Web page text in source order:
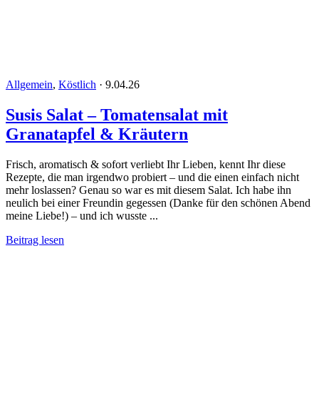
Allgemein, Köstlich · 9.04.26
Susis Salat – Tomatensalat mit
Granatapfel & Kräutern
Frisch, aromatisch & sofort verliebt Ihr Lieben, kennt Ihr diese
Rezepte, die man irgendwo probiert – und die einen einfach nicht
mehr loslassen? Genau so war es mit diesem Salat. Ich habe ihn
neulich bei einer Freundin gegessen (Danke für den schönen Abend
meine Liebe!) – und ich wusste ...
Beitrag lesen